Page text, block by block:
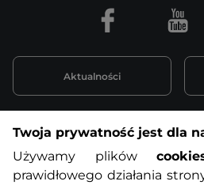
Informacje o
Aktualności
Facebook
Twoja prywatność jest dla
Używamy plików
prawidłowego działania